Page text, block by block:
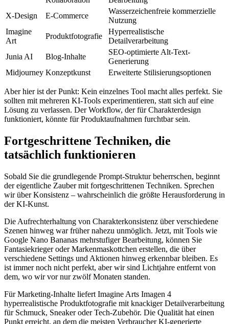
X-Design
E-Commerce
Wasserzeichenfreie kommerzielle
Nutzung
Imagine
Art
Produktfotografie
Hyperrealistische
Detailverarbeitung
Junia AI
Blog-Inhalte
SEO-optimierte Alt-Text-
Generierung
Midjourney Konzeptkunst Erweiterte Stilisierungsoptionen
Aber hier ist der Punkt: Kein einzelnes Tool macht alles perfekt. Sie
sollten mit mehreren KI-Tools experimentieren, statt sich auf eine
Lösung zu verlassen. Der Workflow, der für Charakterdesign
funktioniert, könnte für Produktaufnahmen furchtbar sein.
Fortgeschrittene Techniken, die
tatsächlich funktionieren
Sobald Sie die grundlegende Prompt-Struktur beherrschen, beginnt
der eigentliche Zauber mit fortgeschrittenen Techniken. Sprechen
wir über Konsistenz – wahrscheinlich die größte Herausforderung in
der KI-Kunst.
Die Aufrechterhaltung von Charakterkonsistenz über verschiedene
Szenen hinweg war früher nahezu unmöglich. Jetzt, mit Tools wie
Google Nano Bananas mehrstufiger Bearbeitung, können Sie
Fantasiekrieger oder Markenmaskottchen erstellen, die über
verschiedene Settings und Aktionen hinweg erkennbar bleiben. Es
ist immer noch nicht perfekt, aber wir sind Lichtjahre entfernt von
dem, wo wir vor nur zwölf Monaten standen.
Für Marketing-Inhalte liefert Imagine Arts Imagen 4
hyperrealistische Produktfotografie mit knackiger Detailverarbeitung
für Schmuck, Sneaker oder Tech-Zubehör. Die Qualität hat einen
Punkt erreicht, an dem die meisten Verbraucher KI-generierte